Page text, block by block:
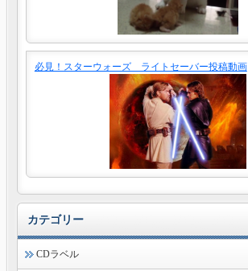
必見！スターウォーズ ライトセーバー投稿動画
カテゴリー
CDラベル